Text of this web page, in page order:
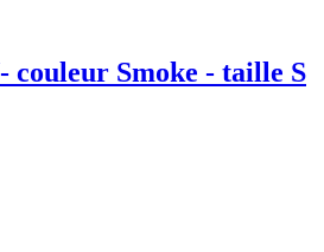
Smoke - taille S